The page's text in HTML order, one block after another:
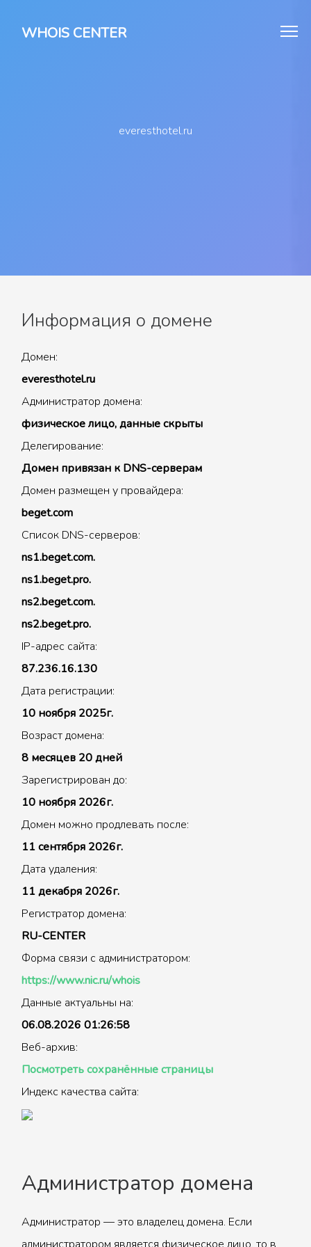
WHOIS CENTER
everesthotel.ru
Информация о домене
Домен:
everesthotel.ru
Администратор домена:
физическое лицо, данные скрыты
Делегирование:
Домен привязан к DNS-серверам
Домен размещен у провайдера:
beget.com
Список DNS-серверов:
ns1.beget.com.
ns1.beget.pro.
ns2.beget.com.
ns2.beget.pro.
IP-адрес сайта:
87.236.16.130
Дата регистрации:
10 ноября 2025г.
Возраст домена:
8 месяцев 20 дней
Зарегистрирован до:
10 ноября 2026г.
Домен можно продлевать после:
11 сентября 2026г.
Дата удаления:
11 декабря 2026г.
Регистратор домена:
RU-CENTER
Форма связи с администратором:
https://www.nic.ru/whois
Данные актуальны на:
06.08.2026 01:26:58
Веб-архив:
Посмотреть сохранённые страницы
Индекс качества сайта:
Администратор домена
Администратор — это владелец домена. Если